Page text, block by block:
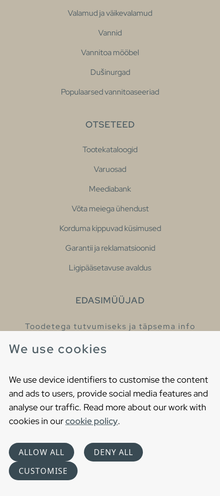
We use cookies
We use device identifiers to customise the content
and ads to users, provide social media features and
analyse our traffic. Read more about our work with
cookies in ourcookie policy.
ALLOW ALL
DENY ALL
CUSTOMISE
Valamud ja väikevalamud
Vannid
Vannitoa mööbel
Dušinurgad
Populaarsed vannitoaseeriad
OTSETEED
Tootekataloogid
Varuosad
Meediabank
Võta meiega ühendust
Korduma kippuvad küsimused
Garantii ja reklamatsioonid
Ligipääsetavuse avaldus
EDASIMÜÜJAD
Toodetega tutvumiseks ja täpsema info
Cookies
Privaatsuspoliitika
Choose language